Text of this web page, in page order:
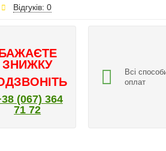
Відгуків: 0
ЗНИЖКУ
(067) 364
71 72
Всі
оплат